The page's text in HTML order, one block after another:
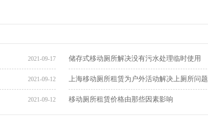
2021-09-17 储存式移动厕所解决没有污水处理临时使用
2021-09-12 上海移动厕所租赁为户外活动解决上厕所问题
2021-09-12 移动厕所租赁价格由那些因素影响